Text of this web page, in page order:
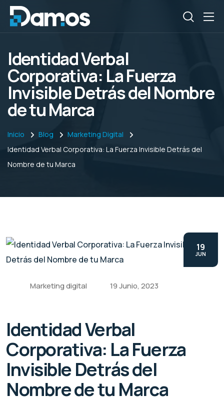
Identidad Verbal
Corporativa: La Fuerza
Invisible Detrás del Nombre
de tu Marca
Inicio Blog
Marketing Digital
Identidad Verbal Corporativa: La Fuerza Invisible Detrás del
Nombre de tu Marca
19
JUN
Marketing digital 19 Junio, 2023
Identidad Verbal
Corporativa: La Fuerza
Invisible Detrás del
Nombre de tu Marca